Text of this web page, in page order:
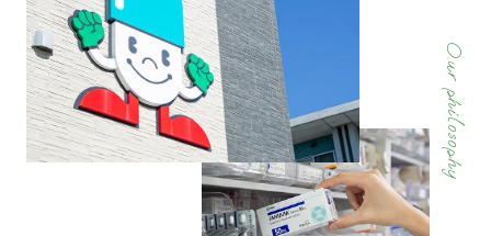
Our philosophy